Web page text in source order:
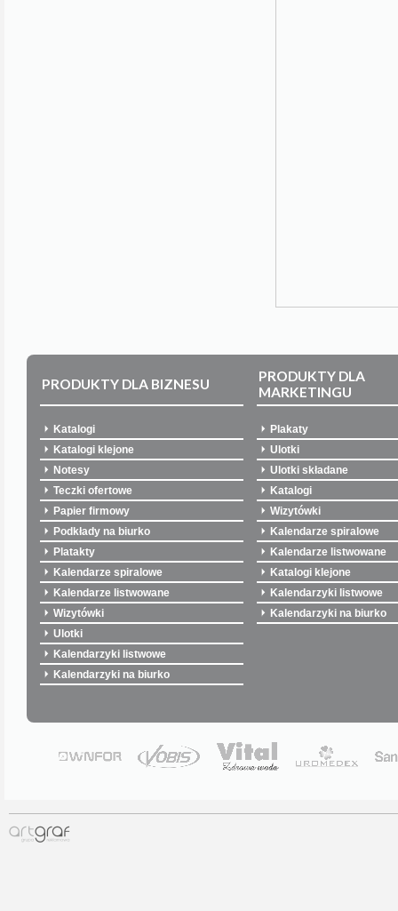
PRODUKTY DLA BIZNESU
PRODUKTY DLA
MARKETINGU
Katalogi
Katalogi klejone
Notesy
Teczki ofertowe
Papier firmowy
Podkłady na biurko
Platakty
Kalendarze spiralowe
Kalendarze listwowane
Wizytówki
Ulotki
Kalendarzyki listwowe
Kalendarzyki na biurko
Plakaty
Ulotki
Ulotki składane
Katalogi
Wizytówki
Kalendarze spiralowe
Kalendarze listwowane
Katalogi klejone
Kalendarzyki listwowe
Kalendarzyki na biurko